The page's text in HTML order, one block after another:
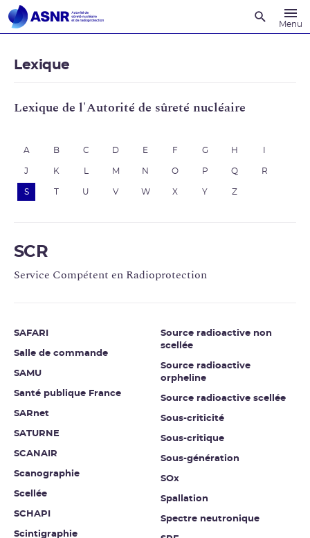
Menu
Lexique
Lexique de l'Autorité de sûreté nucléaire
A B C D E F G H
J K M N O P Q R
S U V W X Y Z
SCR
Service Compétent en Radioprotection
SAFARI
Salle de commande
SAMU
Santé publique France
SARnet
SATURNE
SCANAIR
Scanographie
Scellée
SCHAPI
Scintigraphie
Source radioactive non
scellée
Source radioactive
orpheline
Source radioactive scellée
Sous-criticité
Sous-critique
Sous-génération
SOx
Spallation
Spectre neutronique